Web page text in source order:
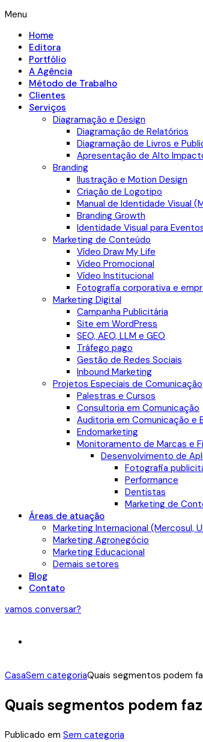
Menu
Home
Editora
Portfólio
A Agência
Método de Trabalho
Clientes
Serviços
Diagramação e Design
Diagramação de Relatórios
Diagramação de Livros e
Apresentação de Alto
Branding
Ilustração e Motion Design
Criação de Logotipo
Manual de Identidade Visual
Branding Growth
Identidade Visual para
Marketing de Conteúdo
Vídeo Draw My Life
Vídeo Promocional
Vídeo Institucional
Fotografia corporativa e
Marketing Digital
Campanha Publicitária
Site em WordPress
SEO, AEO, LLM e GEO
Tráfego pago
Gestão de Redes Sociais
Inbound Marketing
Projetos Especiais de Comunicação
Palestras e Cursos
Consultoria em Comunicação
Auditoria em Comunicação e
Endomarketing
Monitoramento de Marcas e
Desenvolvimento de
Fotografia
Performance
Dentistas
Marketing de
Áreas de atuação
Marketing Internacional (Mercosul,
Marketing Agronegócio
Marketing Educacional
Demais setores
Blog
Contato
vamos conversar?
CasaSem categoriaQuais segmentos podem
Quais segmentos podem
Publicado em Sem categoria